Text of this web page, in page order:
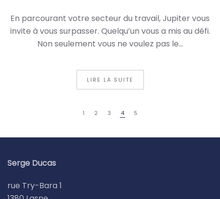
En parcourant votre secteur du travail, Jupiter vous
invite à vous surpasser. Quelqu’un vous a mis au défi.
Non seulement vous ne voulez pas le...
LIRE LA SUITE
1 2 3 4 5
Serge Ducas
rue Try-Bara 1